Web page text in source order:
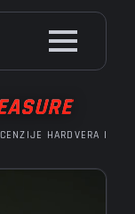
HARDVERA I